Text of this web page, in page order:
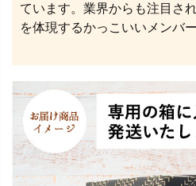
ています。業界からも注目さ
を体現するかっこいいメンバ